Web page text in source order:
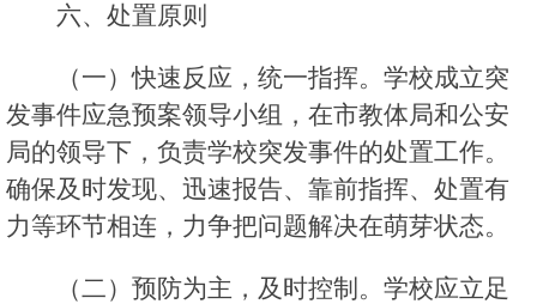
六、处置原则
（一）快速反应，统一指挥。学校成立突
发事件应急预案领导小组，在市教体局和公安
局的领导下，负责学校突发事件的处置工作。
确保及时发现、迅速报告、靠前指挥、处置有
力等环节相连，力争把问题解决在萌芽状态。
（二）预防为主，及时控制。学校应立足